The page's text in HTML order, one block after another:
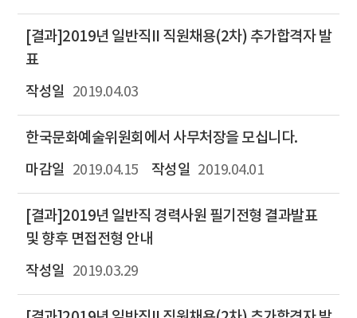
[결과]2019년 일반직II 직원채용(2차) 추가합격자 발
표
2019.04.03
한국문화예술위원회에서 사무처장을 모십니다.
2019.04.15 2019.04.01
[결과]2019년 일반직 경력사원 필기전형 결과발표
및 향후 면접전형 안내
2019.03.29